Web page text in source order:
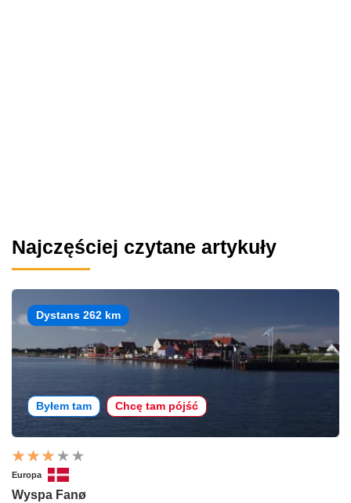
Najczęściej czytane artykuły
Dystans 262 km
Byłem tam Chcę tam pójść
Europa
Wyspa Fanø